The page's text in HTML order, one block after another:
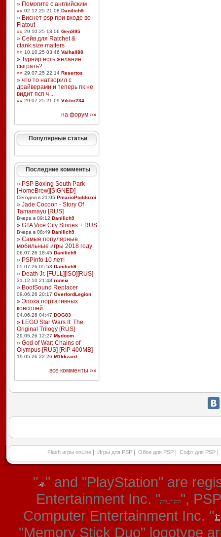
» Помогите с английским
»» 02.12.25 21:08 Danilich9
» Виснет psp при входе во
Flatout
»» 29.10.25 13:06 GenS95
» Сейв для Ratchet &
clank:size matters
»» 10.10.25 03:46 Valhall88
» Турнир есть желание
сыграть?
»» 29.07.25 22:14 Resertos
» что то натворил с
драйверами и теперь пк не
видит псп ч ...
»» 29.07.25 21:09 Viktor234
на форум »»
Популярные статьи
Последние комменты
» PSP Boxing South Park
[HomeBrew][SIGNED]
Сегодня в 21:05 PmarioPoddozoi
» Jade Cocoon - Story Of
Tamamayu [RUS]
Вчера в 09:12 Danilich9
» GTA Vice City Stories + RUS
Вчера в 08:49 Danilich9
» Самые популярные
мобильные игры 2018 году
06.07.26 18:45 Danilich9
» PSPinfo 10 лет!
05.07.26 05:53 Danilich9
» Death Jr. [FULL][ISO][RUS]
31.12.10 21:48 голем
» BootSound Replacer
09.06.26 20:17 OverlordLegion
» Эпоха портативных
консолей
04.06.26 04:47 DOG83
» LEGO Star Wars II: The
Original Trilogy [RUS]
29.05.26 12:27 Mydoom
» God of War: Chains of
Olympus [RUS] [RIP 400MB]
19.05.26 22:26 M1kkzard
все комменты »»
Flash игры onLine Игры для PSP Обои для PSP Софт для PSP
" " and "PlayStation" are
Entertainment Inc. "
",
Computer Entertainment Inc. "
"Memory Stick Duo" logotype